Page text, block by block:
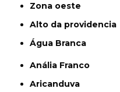
Zona oeste
alto da providencia
Água Branca
Anália Franco
Aricanduva